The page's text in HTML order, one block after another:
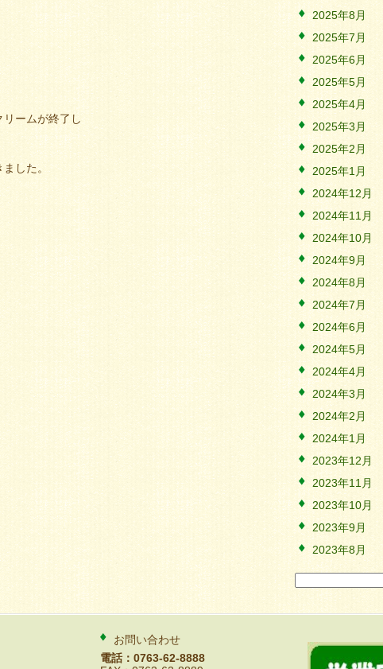
ームが終了し
した。
2025年8月
2025年7月
2025年6月
2025年5月
2025年4月
2025年3月
2025年2月
2025年1月
2024年12月
2024年11月
2024年10月
2024年9月
2024年8月
2024年7月
2024年6月
2024年5月
2024年4月
2024年3月
2024年2月
2024年1月
2023年12月
2023年11月
2023年10月
2023年9月
2023年8月
お問い合わせ
電話：0763-62-8888